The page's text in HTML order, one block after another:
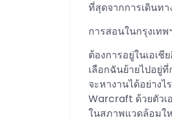
ที่สุดจากการเดินท
การสอนในกรุงเทพ
ต้องการอยู่ในเอเ
เลือกฉันย้ายไปอยู่
จะหางานได้อย่าง
Warcraft ด้วยตัวเ
ในสภาพแวดล้อมใ